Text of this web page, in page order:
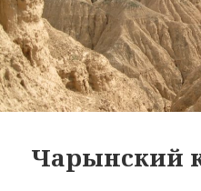
Чарынский